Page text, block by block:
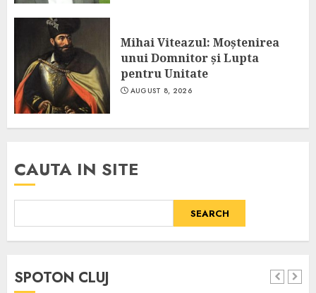
Mihai Viteazul: Moștenirea
unui Domnitor și Lupta
pentru Unitate
AUGUST 8, 2026
CAUTA IN SITE
SEARCH
SPOTON CLUJ